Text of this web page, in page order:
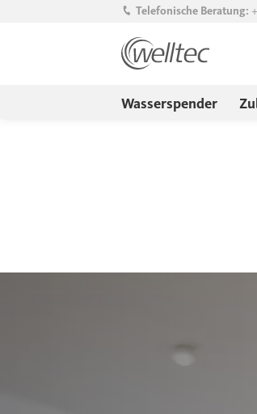
Telefonische Beratung:
Navigation
Wasserspender